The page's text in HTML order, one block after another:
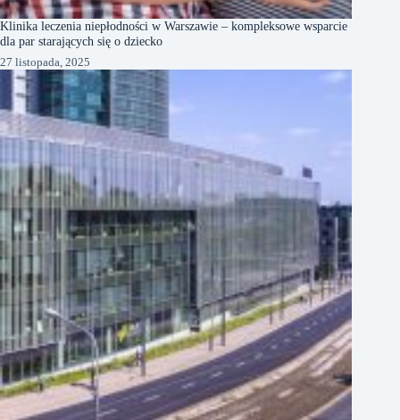
Klinika leczenia niepłodności w Warszawie – kompleksowe wsparcie
dla par starających się o dziecko
27 listopada, 2025